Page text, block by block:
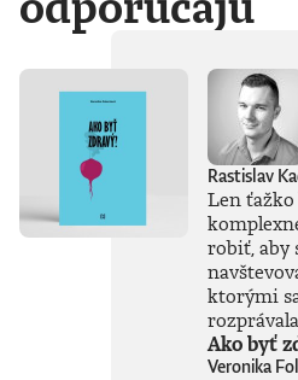
Rastislav
Len
robiť, aby
ktorými
Ako byť
Veronika